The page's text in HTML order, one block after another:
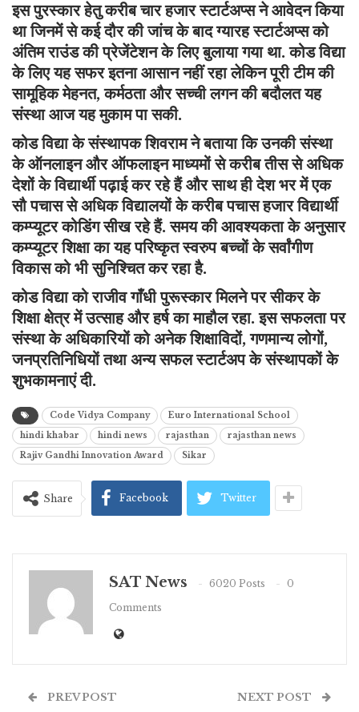
इस पुरस्कार हेतु करीब चार हजार स्टार्टअप्स ने आवेदन किया
था जिनमें से कई दौर की जांच के बाद ग्यारह स्टार्टअप्स को
अंतिम राउंड की प्रेजेंटेशन के लिए बुलाया गया था. कोड विद्या
के लिए यह सफर इतना आसान नहीं रहा लेकिन पूरी टीम की
सामूहिक मेहनत, कर्मठता और सच्ची लगन की बदौलत यह
संस्था आज यह मुकाम पा सकी.
कोड विद्या के संस्थापक शिवराम ने बताया कि उनकी संस्था
के ऑनलाइन और ऑफलाइन माध्यमों से करीब तीस से अधिक
देशों के विद्यार्थी पढ़ाई कर रहे हैं और साथ ही देश भर में एक
सौ पचास से अधिक विद्यालयों के करीब पचास हजार विद्यार्थी
कम्प्यूटर कोडिंग सीख रहे हैं. समय की आवश्यकता के अनुसार
कम्प्यूटर शिक्षा का यह परिष्कृत स्वरुप बच्चों के सर्वांगीण
विकास को भी सुनिश्चित कर रहा है.
कोड विद्या को राजीव गाँधी पुरूस्कार मिलने पर सीकर के
शिक्षा क्षेत्र में उत्साह और हर्ष का माहौल रहा. इस सफलता पर
संस्था के अधिकारियों को अनेक शिक्षाविदों, गणमान्य लोगों,
जनप्रतिनिधियों तथा अन्य सफल स्टार्टअप के संस्थापकों के
शुभकामनाएं दी.
Code Vidya Company
Euro International School
hindi khabar
hindi news rajasthan
rajasthan news
Rajiv Gandhi Innovation Award
Sikar
Share Facebook Twitter
SAT News 6020 Posts
0
Comments
PREV POST NEXT POST